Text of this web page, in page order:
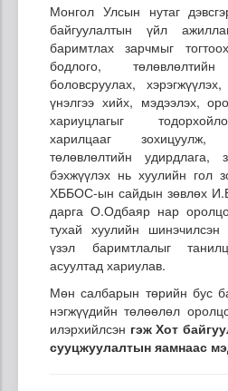
Монгол Улсын нутаг
байгуулалтын үйл
баримтлах зарчмыг
бодлого,
боловсруулах,
үнэлгээ хийх, мэдээлэх,
хариуцлагыг
харилцааг
төлөвлөлтийн удирдлага,
бэхжүүлэх нь хуулийн гол
ХББОС-ын сайдын зөвлөх
дарга О.Одбаяр нар
тухай хуулийн шинэчилсэн
үзэл баримтлалыг
асуултад хариулав.
Мөн салбарын төрийн бус
нэгжүүдийн төлөөлөл
илэрхийлсэн гэж Хот
сууцжуулалтын яамнаас